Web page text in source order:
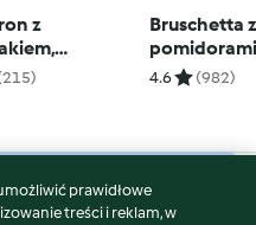
z
i
Bruschetta
mozzarellą
4.6 (982)
prawidłowe
treści i reklam, w